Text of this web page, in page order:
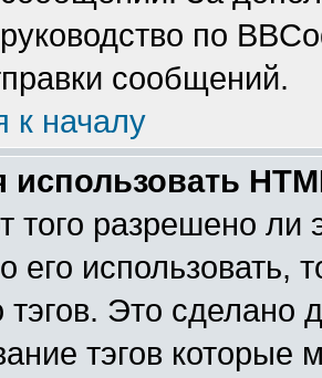
по
сообщений.
к началу
использовать
того разрешено
его использовать,
тэгов. Это сделано
тэгов